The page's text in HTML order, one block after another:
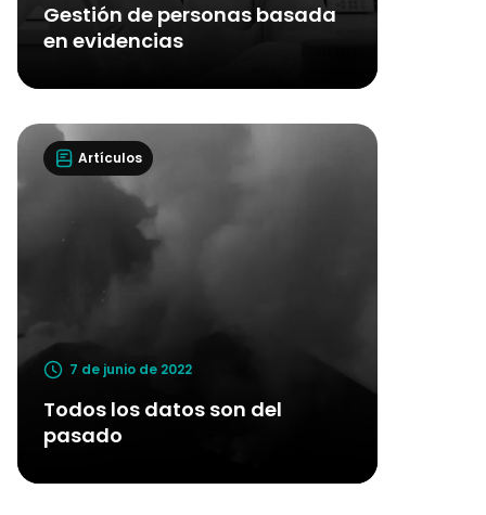
Gestión de personas basada
en evidencias
Artículos
7 de junio de 2022
Todos los datos son del
pasado